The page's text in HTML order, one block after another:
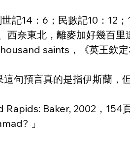
記14：6；民數記10：12；
奈東北，離麥加好幾百里
saints，《英王欽
句預言真的是指伊斯蘭，
Rapids: Baker, 2002，154
」